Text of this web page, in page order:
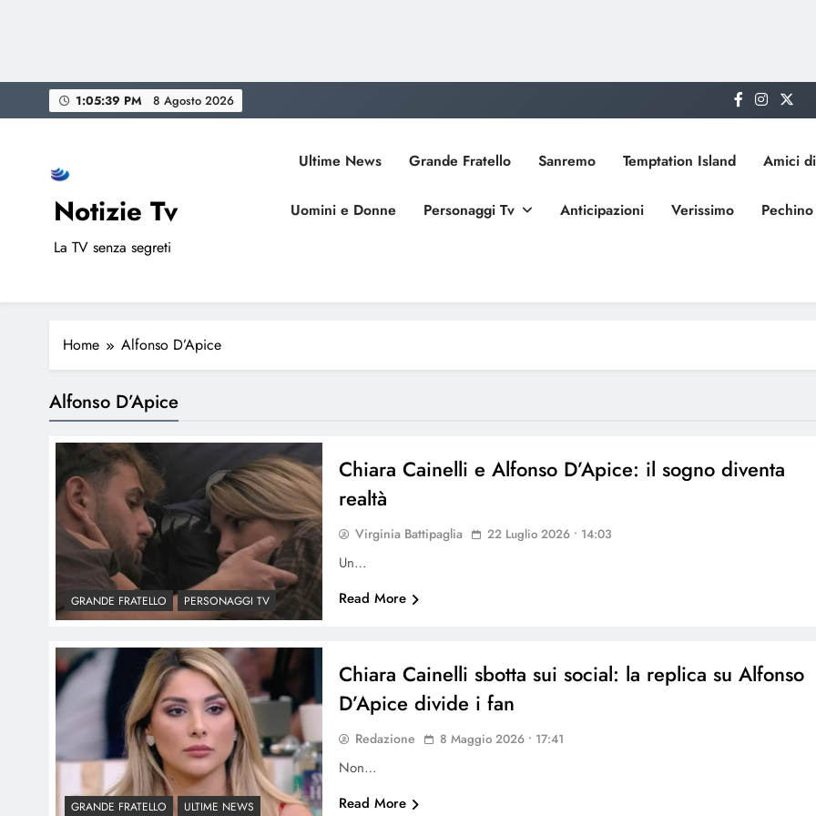
to
1:05:40 PM 8 Agosto 2026
Notizie Tv
La TV senza segreti
Ultime News Grande Fratello Sanremo Temptation Island Amici
Uomini e Donne Personaggi Tv Anticipazioni Verissimo
Home Alfonso D’Apice
Alfonso D’Apice
GRANDE FRATELLO PERSONAGGI TV
Chiara Cainelli e Alfonso D’Apice: il sogno diventa
realtà
Virginia Battipaglia 22 Luglio 2026 • 14:03
Un…
Read More
GRANDE FRATELLO ULTIME NEWS
Chiara Cainelli sbotta sui social: la replica su Alfonso
D’Apice divide i fan
Redazione 8 Maggio 2026 • 17:41
Non…
Read More